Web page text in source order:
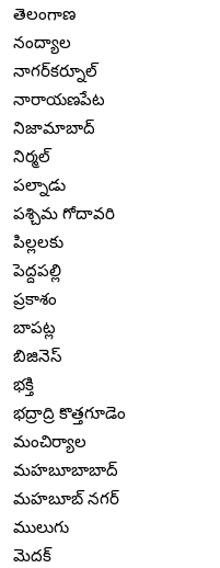
తెలంగాణ
నంద్యాల
నాగర్‌కర్నూల్
నారాయణపేట
నిజామాబాద్
నిర్మల్
పల్నాడు
పశ్చిమ గోదావరి
పిల్లలకు
పెద్దపల్లి
ప్రకాశం
బాపట్ల
బిజినెస్
భక్తి
భద్రాద్రి కొత్తగూడెం
మంచిర్యాల
మహబూబాబాద్
మహబూబ్ నగర్
ములుగు
మెదక్